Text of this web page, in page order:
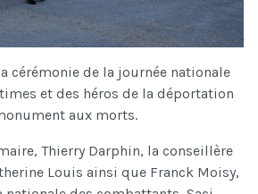
cérémonie de la journée nationale
et des héros de la déportation
aux morts.
Thierry Darphin, la conseillère
Louis ainsi que Franck Moisy,